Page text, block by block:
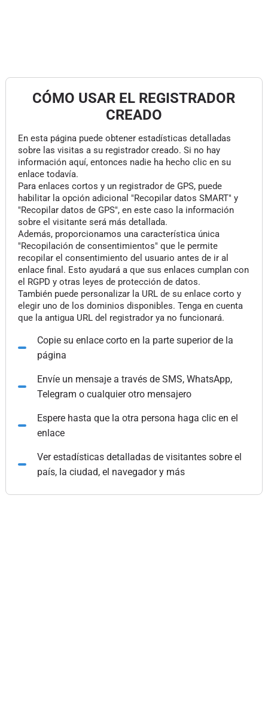
CÓMO USAR EL REGISTRADOR
CREADO
En esta página puede obtener estadísticas detalladas
sobre las visitas a su registrador creado. Si no hay
información aquí, entonces nadie ha hecho clic en su
enlace todavía.
Para enlaces cortos y un registrador de GPS, puede
habilitar la opción adicional "Recopilar datos SMART" y
"Recopilar datos de GPS", en este caso la información
sobre el visitante será más detallada.
Además, proporcionamos una característica única
"Recopilación de consentimientos" que le permite
recopilar el consentimiento del usuario antes de ir al
enlace final. Esto ayudará a que sus enlaces cumplan con
el RGPD y otras leyes de protección de datos.
También puede personalizar la URL de su enlace corto y
elegir uno de los dominios disponibles. Tenga en cuenta
que la antigua URL del registrador ya no funcionará.
Copie su enlace corto en la parte superior de la
página
Envíe un mensaje a través de SMS, WhatsApp,
Telegram o cualquier otro mensajero
Espere hasta que la otra persona haga clic en el
enlace
Ver estadísticas detalladas de visitantes sobre el
país, la ciudad, el navegador y más